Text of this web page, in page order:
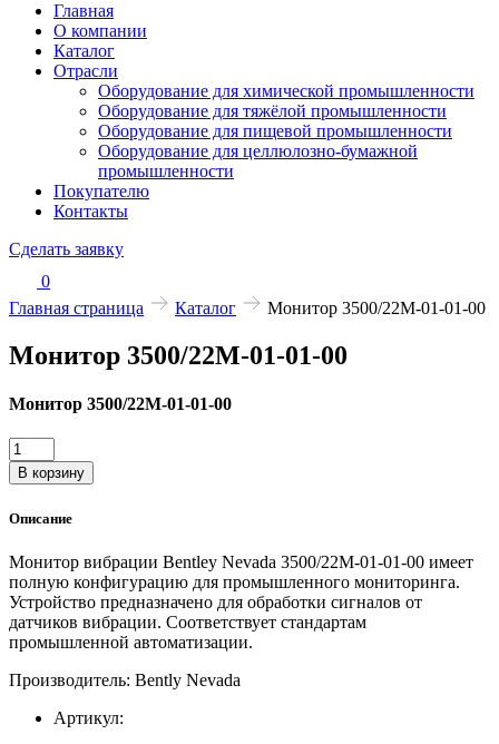
Главная
О компании
Каталог
Отрасли
Оборудование для химической промышленности
Оборудование для тяжёлой промышленности
Оборудование для пищевой промышленности
Оборудование для целлюлозно-бумажной
промышленности
Покупателю
Контакты
Сделать заявку
0
Главная страница
Каталог Монитор 3500/22M-01-01-00
Монитор 3500/22M-01-01-00
Монитор 3500/22M-01-01-00
Количество
товара
Монитор
01-
00
В корзину
Описание
Монитор вибрации Bentley Nevada 3500/22M-01-01-00 имеет
полную конфигурацию для промышленного мониторинга.
Устройство предназначено для обработки сигналов от
датчиков вибрации. Соответствует стандартам
промышленной автоматизации.
Производитель: Bently Nevada
Артикул: